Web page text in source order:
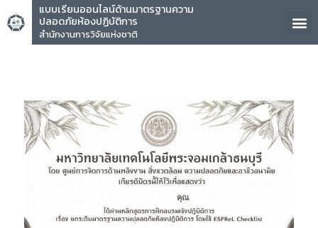
แบบเรียนออนไลน์ด้านมาตรฐานความ
ปลอดภัยห้องปฏิบัติการ
สำนักงานการวิจัยแห่งชาติ
คุณ